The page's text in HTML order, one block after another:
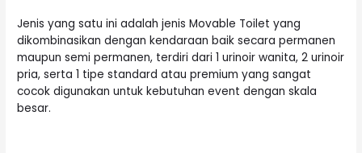
Jenis yang satu ini adalah jenis Movable Toilet yang
dikombinasikan dengan kendaraan baik secara permanen
maupun semi permanen, terdiri dari 1 urinoir wanita, 2 urinoir
pria, serta 1 tipe standard atau premium yang sangat
cocok digunakan untuk kebutuhan event dengan skala
besar.